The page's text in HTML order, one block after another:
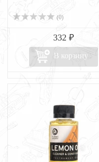
(0)
332 ₽
В корзину